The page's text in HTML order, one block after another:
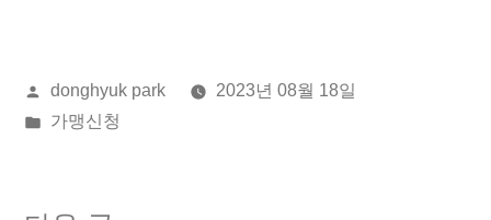
올
린
donghyuk park
2023년 08월 18일
게
가맹신청